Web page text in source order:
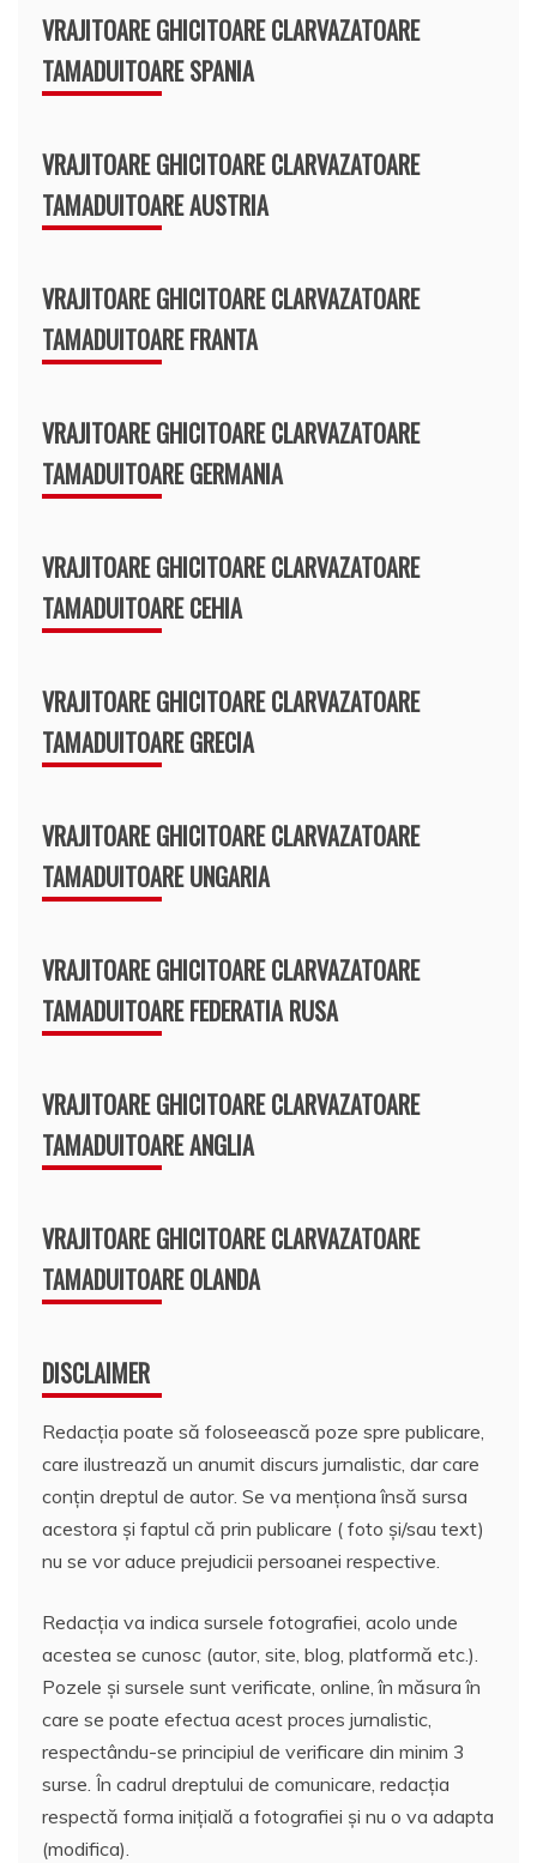
VRAJITOARE GHICITOARE CLARVAZATOARE
TAMADUITOARE SPANIA
VRAJITOARE GHICITOARE CLARVAZATOARE
TAMADUITOARE AUSTRIA
VRAJITOARE GHICITOARE CLARVAZATOARE
TAMADUITOARE FRANTA
VRAJITOARE GHICITOARE CLARVAZATOARE
TAMADUITOARE GERMANIA
VRAJITOARE GHICITOARE CLARVAZATOARE
TAMADUITOARE CEHIA
VRAJITOARE GHICITOARE CLARVAZATOARE
TAMADUITOARE GRECIA
VRAJITOARE GHICITOARE CLARVAZATOARE
TAMADUITOARE UNGARIA
VRAJITOARE GHICITOARE CLARVAZATOARE
TAMADUITOARE FEDERATIA RUSA
VRAJITOARE GHICITOARE CLARVAZATOARE
TAMADUITOARE ANGLIA
VRAJITOARE GHICITOARE CLARVAZATOARE
TAMADUITOARE OLANDA
DISCLAIMER
Redacția poate să foloseească poze spre publicare,
care ilustrează un anumit discurs jurnalistic, dar care
conțin dreptul de autor. Se va menționa însă sursa
acestora și faptul că prin publicare ( foto și/sau text)
nu se vor aduce prejudicii persoanei respective.
Redacția va indica sursele fotografiei, acolo unde
acestea se cunosc (autor, site, blog, platformă etc.).
Pozele și sursele sunt verificate, online, în măsura în
care se poate efectua acest proces jurnalistic,
respectându-se principiul de verificare din minim 3
surse. În cadrul dreptului de comunicare, redacția
respectă forma inițială a fotografiei și nu o va adapta
(modifica).